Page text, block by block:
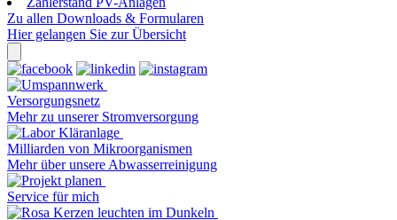
Zu allen Downloads & Formularen
Hier gelangen Sie zur Übersicht
Versorgungsnetz
Mehr zu unserer Stromversorgung
Milliarden von Mikroorganismen
Mehr über unsere Abwasserreinigung
Service für mich